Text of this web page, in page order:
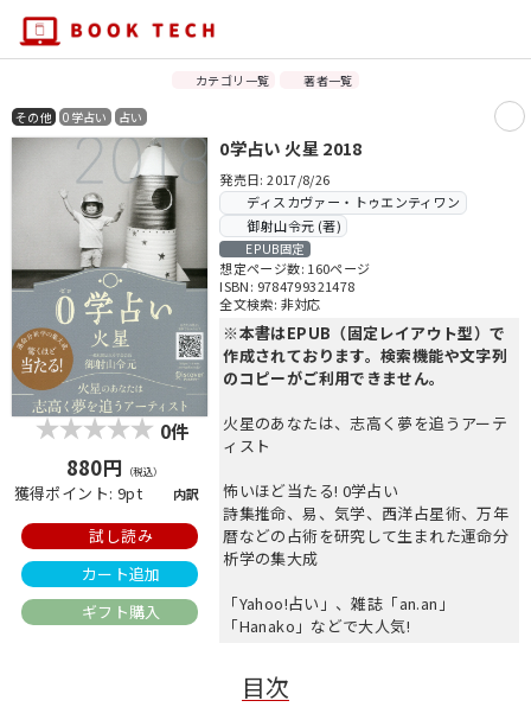
カテゴリ一覧 著者一覧
その他 0学占い 占い
0件
880円 （税込）
獲得ポイント: 9pt 内訳
試し読み
カート追加
ギフト購入
0学占い 火星 2018
発売日: 2017/8/26
ディスカヴァー・トゥエンティワン
御射山令元 (著)
EPUB固定
想定ページ数: 160ページ
ISBN: 9784799321478
全文検索: 非対応
※本書はEPUB（固定レイアウト型）で
作成されております。検索機能や文字列
のコピーがご利用できません。
火星のあなたは、志高く夢を追うアーテ
ィスト
怖いほど当たる! 0学占い
詩集推命、易、気学、西洋占星術、万年
暦などの占術を研究して生まれた運命分
析学の集大成
「Yahoo!占い」、雑誌「an.an」
「Hanako」などで大人気!
<0学占いとは?>
1940年代の日本で、故・御射山宇彦氏
目次